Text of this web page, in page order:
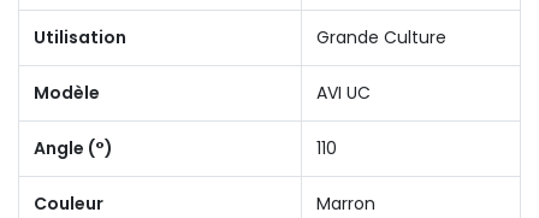
Utilisation Grande Culture
Modèle AVI UC
Angle (°) 110
Couleur Marron